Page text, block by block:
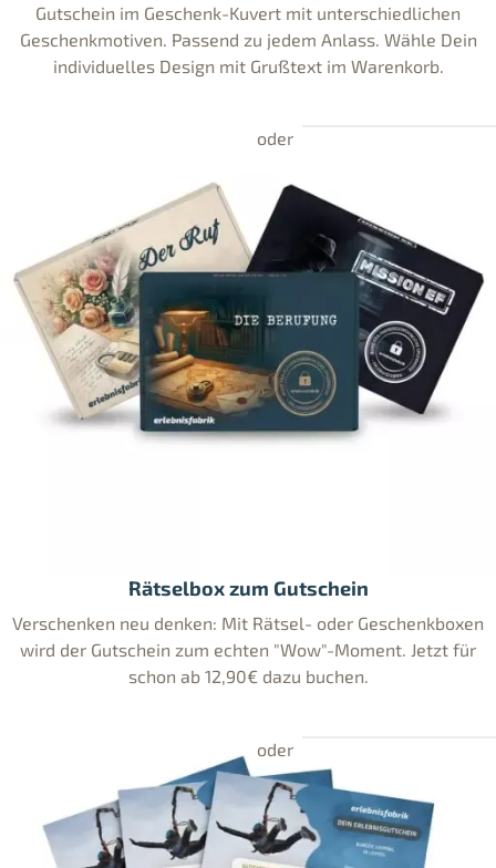
Gutschein im Geschenk-Kuvert mit unterschiedlichen
Geschenkmotiven. Passend zu jedem Anlass. Wähle Dein
individuelles Design mit Grußtext im Warenkorb.
Rätselbox zum Gutschein
Verschenken neu denken: Mit Rätsel- oder Geschenkboxen
wird der Gutschein zum echten "Wow"-Moment. Jetzt für
schon ab 12,90€ dazu buchen.